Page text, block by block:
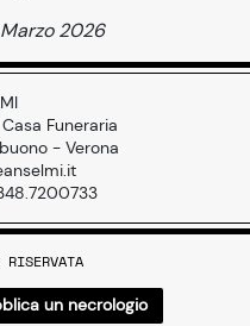
2026
Funeraria
- Verona
RISERVATA
un necrologio